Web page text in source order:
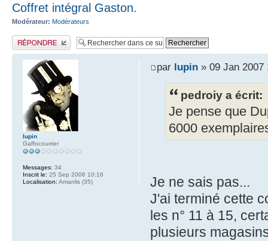
Coffret intégral Gaston.
Modérateur: Modérateurs
Publier une réponse
par lupin» 09 Jan 2007
pedroiy a écrit:
Je pense que
6000
Je ne sais pas...
J'ai terminé cette
les n° 11 à 15,
plusieurs
lupin
Gaffocourrier
Messages: 34
Inscrit le: 25 Sep 2006 10:16
Localisation: Amanlis (35)